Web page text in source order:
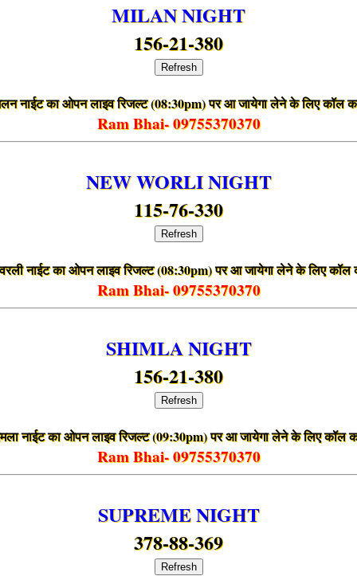
MILAN NIGHT
156-21-380
Refresh
नाईट का ओपन लाइव रिजल्ट (08:30pm) पर आ जायेगा लेने के लिए कॉल
Ram Bhai- 09755370370
NEW WORLI NIGHT
115-76-330
Refresh
नाईट का ओपन लाइव रिजल्ट (08:30pm) पर आ जायेगा लेने के लिए कॉल
Ram Bhai- 09755370370
SHIMLA NIGHT
156-21-380
Refresh
नाईट का ओपन लाइव रिजल्ट (09:30pm) पर आ जायेगा लेने के लिए कॉल
Ram Bhai- 09755370370
SUPREME NIGHT
378-88-369
Refresh